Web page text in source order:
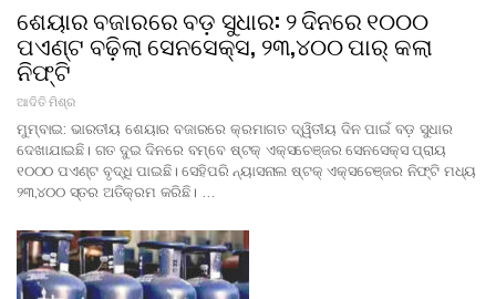
ଶେୟାର ବଜାରରେ ବଡ଼ ସୁଧାର: ୨ ଦିନରେ ୧୦୦୦
ପଏଣ୍ଟ ବଢ଼ିଲା ସେନସେକ୍ସ, ୨୩,୪୦୦ ପାର୍ କଲା
ନିଫ୍ଟି
ଆଦିତି ମିଶ୍ର
ମୁମ୍ବାଇ: ଭାରତୀୟ ଶେୟାର ବଜାରରେ କ୍ରମାଗତ ଦ୍ୱିତୀୟ ଦିନ ପାଇଁ ବଡ଼ ସୁଧାର
ଦେଖାଯାଇଛି। ଗତ ଦୁଇ ଦିନରେ ବମ୍ବେ ଷ୍ଟକ୍ ଏକ୍ସଚେଞ୍ଜର ସେନସେକ୍ସ ପ୍ରାୟ
୧୦୦୦ ପଏଣ୍ଟ ବୃଦ୍ଧି ପାଇଛି। ସେହିପରି ନ୍ୟାସନାଲ ଷ୍ଟକ୍ ଏକ୍ସଚେଞ୍ଜର ନିଫ୍ଟି ମଧ୍ୟ
୨୩,୪୦୦ ସ୍ତର ଅତିକ୍ରମ କରିଛି। …